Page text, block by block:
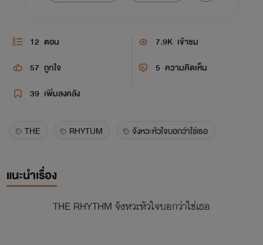
12 ตอน 7.9K เข้าชม
57 ถูกใจ 5 ความคิดเห็น
39 เพิ่มลงคลัง
THE RHYTUM จังหวะหัวใจบอกว่าใช่เธอ
แนะนำเรื่อง
THE RHYTHM จังหวะหัวใจบอกว่าใช่เธอ